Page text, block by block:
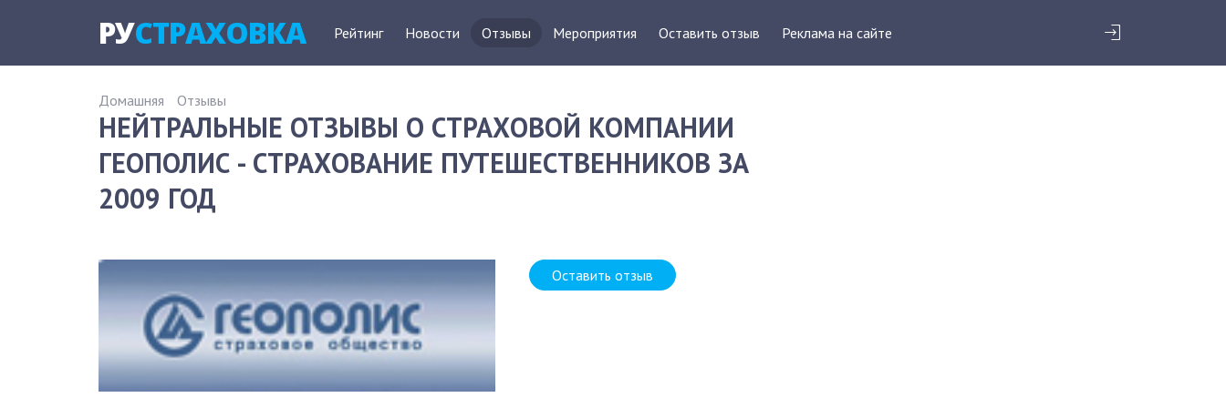
РУСТРАХОВКА Рейтинг Новости Отзывы Мероприятия Оставить отзыв Реклама на сайте
Домашняя Отзывы
НЕЙТРАЛЬНЫЕ ОТЗЫВЫ О СТРАХОВОЙ КОМПАНИИ
ГЕОПОЛИС - СТРАХОВАНИЕ ПУТЕШЕСТВЕННИКОВ ЗА
2009 ГОД
Оставить отзыв